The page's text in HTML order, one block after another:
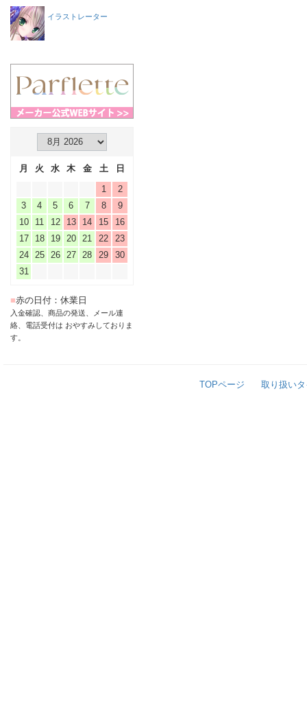
イラストレーター
月 火 水 木 金 土
日
1
2
3
4 5 6 7 8
9
10
11 12 13 14 15
16
17
18 19 20 21 22
23
24
25 26 27 28 29
30
31
■赤の日付：休業日
入金確認、商品の発送、メール連
絡、電話受付は おやすみしておりま
す。
TOPページ 取り扱い